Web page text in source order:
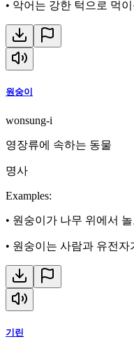
• 악어는 강한 턱으로 먹
원숭이
wonsung-i
영장류에 속하는 동물
명사
Examples:
• 원숭이가 나무 위에서
• 원숭이는 사람과 유전자
기린